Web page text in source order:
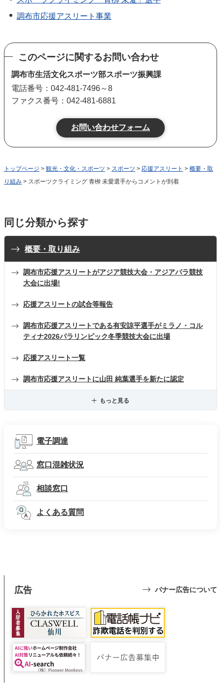
調布市応援アスリート事業
このページに関するお問い合わせ
調布市生活文化スポーツ部スポーツ振興課
電話番号：042-481-7496～8
ファクス番号：042-481-6881
トップページ > 観光・文化・スポーツ > スポーツ > 応援アスリート > 概要・取
り組み > スポーツクライミング 青栁 未愛選手からコメントが到着
同じ分類から探す
概要・取り組み
調布市応援アスリートがアジア競技大会・アジアパラ競技
大会に出場!
応援アスリートの試合等報告
調布市応援アスリートである有安諒平選手がミラノ・コル
ティナ2026パラリンピック冬季競技大会に出場
応援アスリート一覧
調布市応援アスリートに山田 純葉選手を新たに認定
もっと見る
電子調達
窓口混雑状況
相談窓口
よくある質問
広告 バナー広告について